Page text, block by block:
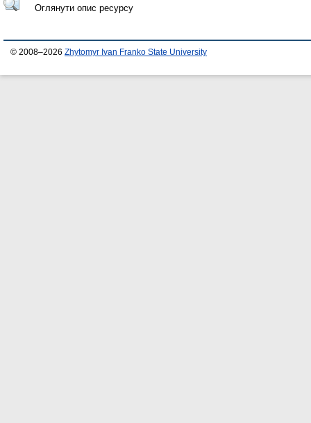
Оглянути опис ресурсу
© 2008–2026 Zhytomyr Ivan Franko State University